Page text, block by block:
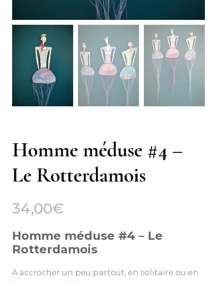
Homme méduse #4 –
Le Rotterdamois
34,00€
Homme méduse #4 – Le
Rotterdamois
A accrocher un peu partout, en solitaire ou en